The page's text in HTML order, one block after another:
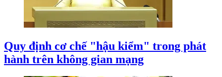
Quy định cơ chế "hậu kiểm" trong phát
hành trên không gian mạng